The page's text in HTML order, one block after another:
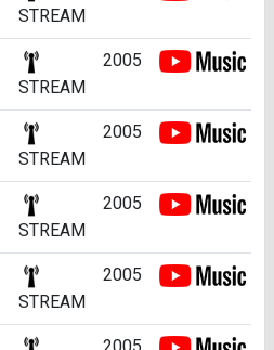
STREAM
STREAM
2005
STREAM
2005
STREAM
2005
STREAM
2005